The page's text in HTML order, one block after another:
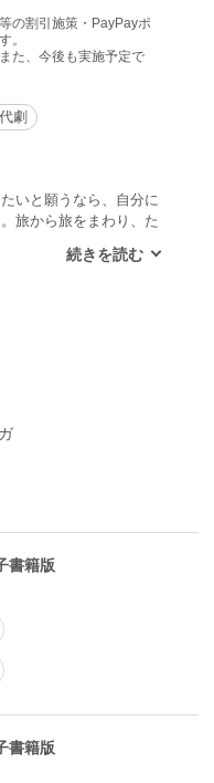
の割引施策・PayPayポ
。
た、今後も実施予定で
劇
いと願うなら、自分に
旅から旅をまわり、た
とで哀しむだけでよ
書籍版
書籍版